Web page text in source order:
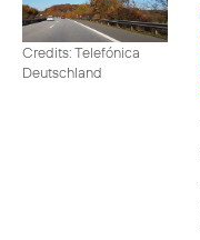
Credits: Telefónica
Deutschland